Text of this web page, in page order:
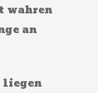
wahren
an
liegen